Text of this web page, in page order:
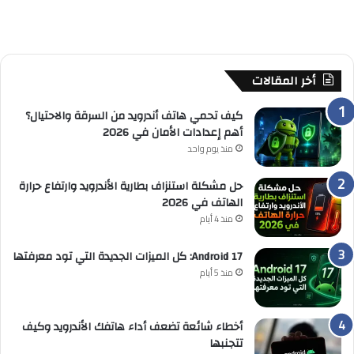
أخر المقالات
كيف تحمي هاتف أندرويد من السرقة والاحتيال؟
أهم إعدادات الأمان في 2026
منذ يوم واحد
حل مشكلة استنزاف بطارية الأندرويد وارتفاع حرارة
الهاتف في 2026
منذ 4 أيام
Android 17: كل الميزات الجديدة التي تود معرفتها
منذ 5 أيام
أخطاء شائعة تضعف أداء هاتفك الأندرويد وكيف
تتجنبها